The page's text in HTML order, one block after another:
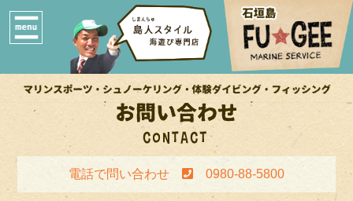
電話で問い合わせ 0980-88-5800